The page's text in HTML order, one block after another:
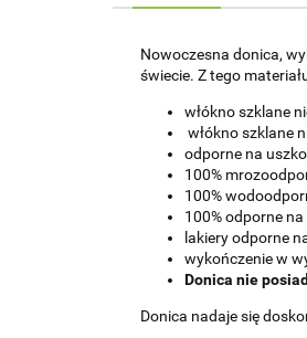
Nowoczesna donica,
świecie. Z tego
włókno szklane
włókno szklane
odporne na
100%
100%
100% odporne
lakiery odporne
wykończenie w
Donica nie
Donica nadaje się